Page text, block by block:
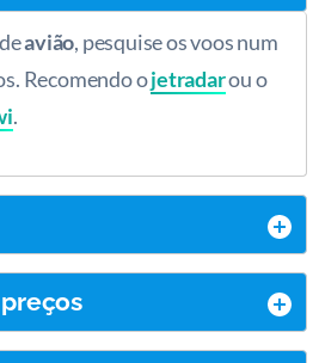
avião, pesquise os voos num
Recomendo ojetradarou o
.